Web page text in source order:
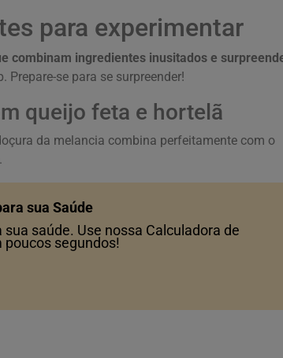
para experimentar
combinam ingredientes inusitados e
se para se surpreender!
queijo feta e hortelã
da melancia combina perfeitamente com o
sua Saúde
saúde. Use nossa Calculadora de
poucos segundos!